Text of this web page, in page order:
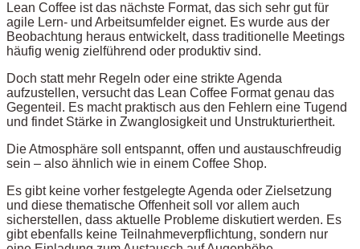
Lean Coffee ist das nächste Format, das sich sehr gut für
agile Lern- und Arbeitsumfelder eignet. Es wurde aus der
Beobachtung heraus entwickelt, dass traditionelle Meetings
häufig wenig zielführend oder produktiv sind.
Doch statt mehr Regeln oder eine strikte Agenda
aufzustellen, versucht das Lean Coffee Format genau das
Gegenteil. Es macht praktisch aus den Fehlern eine Tugend
und findet Stärke in Zwanglosigkeit und Unstrukturiertheit.
Die Atmosphäre soll entspannt, offen und austauschfreudig
sein – also ähnlich wie in einem Coffee Shop.
Es gibt keine vorher festgelegte Agenda oder Zielsetzung
und diese thematische Offenheit soll vor allem auch
sicherstellen, dass aktuelle Probleme diskutiert werden. Es
gibt ebenfalls keine Teilnahmeverpflichtung, sondern nur